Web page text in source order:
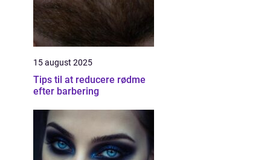
15 august 2025
Tips til at reducere rødme
efter barbering